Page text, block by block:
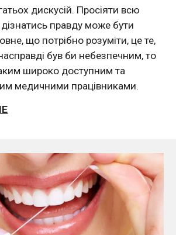
дискусій. Просіяти всю
правду може бути
що потрібно розуміти, це те,
був би небезпечним, то
широко доступним та
медичними працівниками.